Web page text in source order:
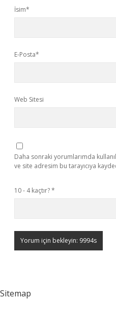
İsim*
E-Posta*
Web Sitesi
Daha sonraki yorumlarımda
ve site adresim bu tarayıcıya
10 - 4 kaçtır?*
Sitemap